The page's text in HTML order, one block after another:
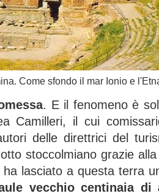
Come sfondo il mar Ionio e
. E il fenomeno è
Camilleri, il cui
delle direttrici del
stoccolmiano grazie
lasciato a questa terra
vecchio centinaia di